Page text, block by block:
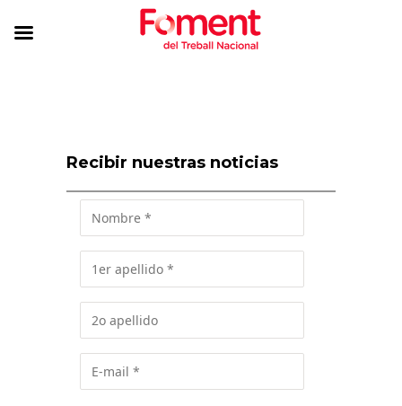
Recibir nuestras noticias